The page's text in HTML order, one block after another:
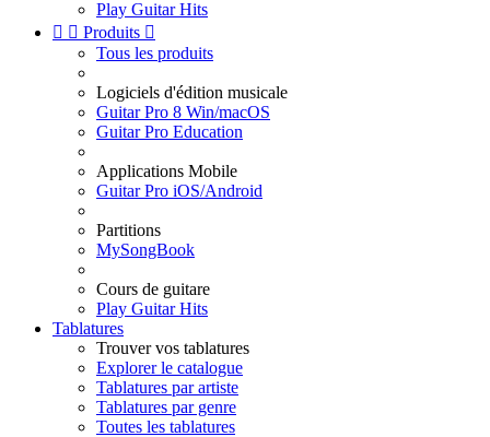
Play Guitar Hits
  Produits 
Tous les produits
Logiciels d'édition musicale
Guitar Pro 8 Win/macOS
Guitar Pro Education
Applications Mobile
Guitar Pro iOS/Android
Partitions
MySongBook
Cours de guitare
Play Guitar Hits
Tablatures
Trouver vos tablatures
Explorer le catalogue
Tablatures par artiste
Tablatures par genre
Toutes les tablatures